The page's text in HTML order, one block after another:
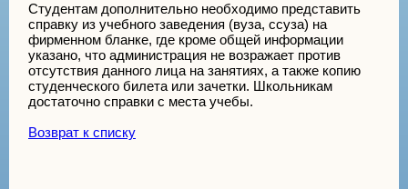
Студентам дополнительно необходимо представить
справку из учебного заведения (вуза, ссуза) на
фирменном бланке, где кроме общей информации
указано, что администрация не возражает против
отсутствия данного лица на занятиях, а также копию
студенческого билета или зачетки. Школьникам
достаточно справки с места учебы.
Возврат к списку